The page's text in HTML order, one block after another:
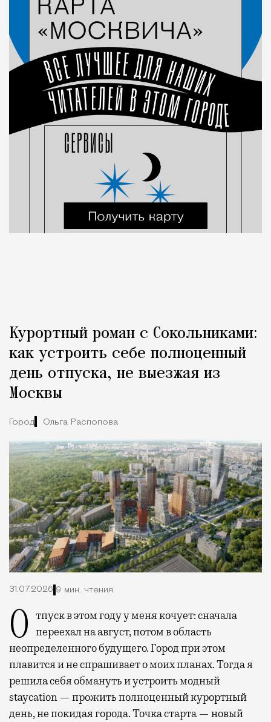
Курортный роман с Сокольниками:
как устроить себе полноценный
день отпуска, не выезжая из
Москвы
Город Ольга Распопова
31.07.2026 9 мин. чтения
Отпуск в этом году у меня кочует: сначала переехал на август, потом в область
неопределенного будущего. Город при этом
плавится и не спрашивает о моих планах. Тогда я
решила себя обмануть и устроить модный
staycation — прожить полноценный курортный
день, не покидая города. Точка старта — новый